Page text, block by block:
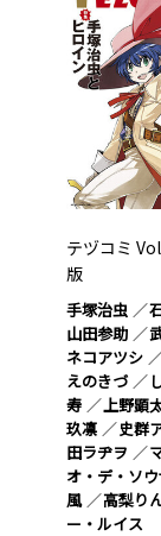
テヅコミ
版
手塚治虫
山田参助
ネコアツシ
えのきづ
寿
上野顕
玖凛
史群
田ラヂヲ
オ・デ・ソ
風
高梨り
ー・ルイス